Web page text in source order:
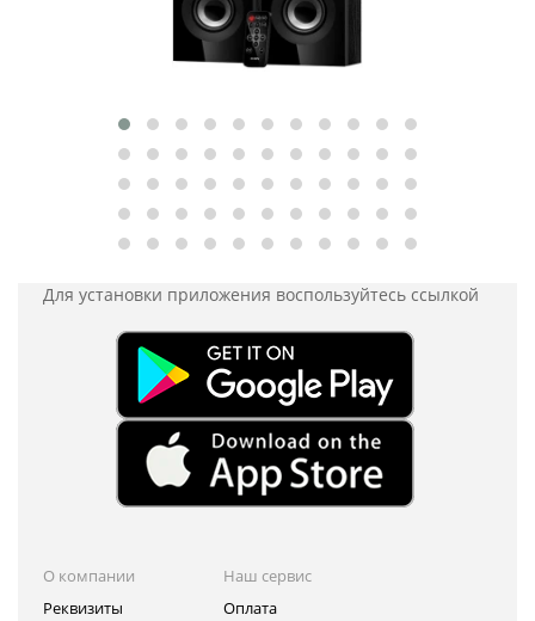
Для установки приложения воспользуйтесь ссылкой
О компании
Реквизиты
Наш сервис
Оплата